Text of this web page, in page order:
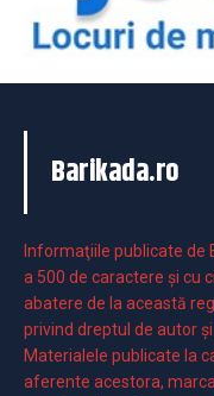
Barikada.ro
Informaţiile publicate de
a 500 de caractere şi cu
abatere de la această
privind dreptul de autor
Materialele publicate la
aferente acestora,